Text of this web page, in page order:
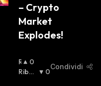
– Crypto
Market
Explodes!
R
I
0
Ribas
0
Condividi